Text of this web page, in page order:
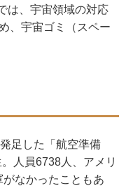
は、宇宙領域の対応
、宇宙ゴミ（スペー
足した「航空準備
人員6738人、アメリ
なかったこともあ